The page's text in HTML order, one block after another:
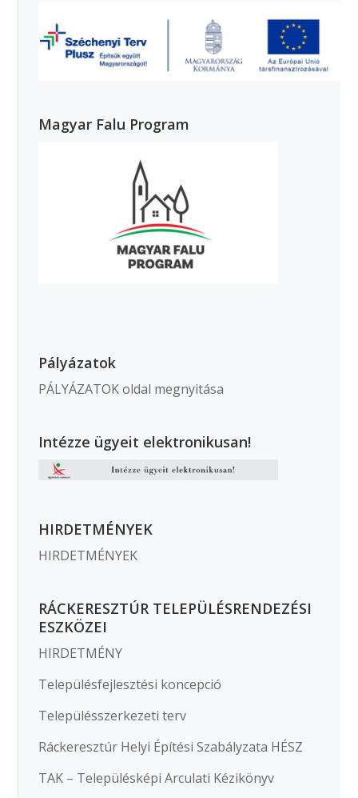
Magyar Falu Program
Pályázatok
PÁLYÁZATOK oldal megnyitása
Intézze ügyeit elektronikusan!
HIRDETMÉNYEK
HIRDETMÉNYEK
RÁCKERESZTÚR TELEPÜLÉSRENDEZÉSI
ESZKÖZEI
HIRDETMÉNY
Településfejlesztési koncepció
Településszerkezeti terv
Ráckeresztúr Helyi Építési Szabályzata HÉSZ
TAK – Településképi Arculati Kézikönyv